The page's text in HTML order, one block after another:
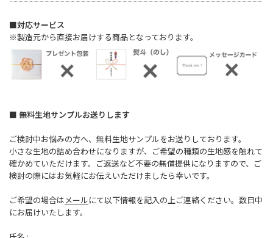
■対応サービス
※製造元から直接お届けする商品となっております。
■ 無料生地サンプルお送りします
ご検討中お悩みの方へ、無料生地サンプルをお送りしております。
小さな生地の詰め合わせになりますが、ご希望の種類の生地感を触れて
確かめていただけます。ご返送など不要の無償提供になりますので、ご
検討の際にはお気軽にお伝えいただけましたら幸いです。
ご希望の場合はメールにて以下情報を記入の上ご連絡ください。数日中
にお届けいたします。